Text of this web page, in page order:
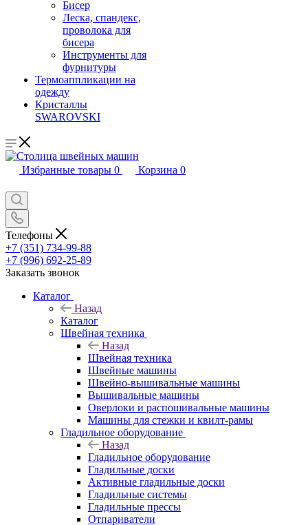
Бисер
Леска, спандекс,
проволока для
бисера
Инструменты для
фурнитуры
Термоаппликации на
одежду
Кристаллы
SWAROVSKI
Избранные товары 0 Корзина 0
Телефоны
+7 (351) 734-99-88
+7 (996) 692-25-89
Заказать звонок
Каталог
Назад
Каталог
Швейная техника
Назад
Швейная техника
Швейные машины
Швейно-вышивальные машины
Вышивальные машины
Оверлоки и распошивальные машины
Машины для стежки и квилт-рамы
Гладильное оборудование
Назад
Гладильное оборудование
Гладильные доски
Активные гладильные доски
Гладильные системы
Гладильные прессы
Отпариватели